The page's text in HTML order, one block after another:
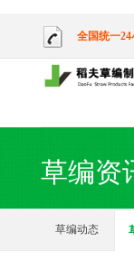
全国统一24
草编资
草编动态